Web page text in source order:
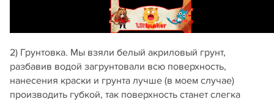
2) Грунтовка. Мы взяли белый акриловый грунт,
разбавив водой загрунтовали всю поверхность,
нанесения краски и грунта лучше (в моем случае)
производить губкой, так поверхность станет слегка